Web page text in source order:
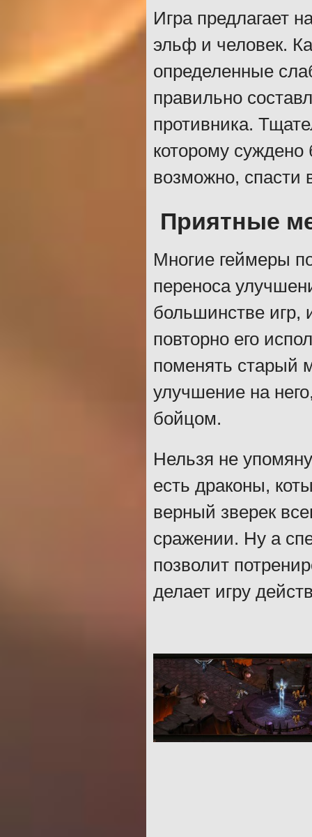
Игра предлагает
эльф и человек.
определенные
правильно
противника.
которому
возможно, спасти
Приятные
Многие геймеры
переноса
большинстве игр,
повторно его
поменять старый
улучшение на
бойцом.
Нельзя не
есть драконы,
верный зверек
сражении. Ну а
позволит
делает игру